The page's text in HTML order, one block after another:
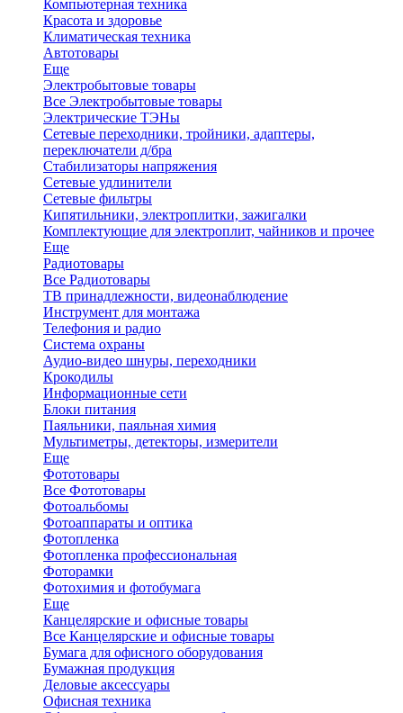
Компьютерная техника
Красота и здоровье
Климатическая техника
Автотовары
Еще
Электробытовые товары
Все Электробытовые товары
Электрические ТЭНы
Сетевые переходники, тройники, адаптеры,
переключатели д/бра
Стабилизаторы напряжения
Сетевые удлинители
Сетевые фильтры
Кипятильники, электроплитки, зажигалки
Комплектующие для электроплит, чайников и прочее
Еще
Радиотовары
Все Радиотовары
ТВ принадлежности, видеонаблюдение
Инструмент для монтажа
Телефония и радио
Система охраны
Аудио-видео шнуры, переходники
Крокодилы
Информационные сети
Блоки питания
Паяльники, паяльная химия
Мультиметры, детекторы, измерители
Еще
Фототовары
Все Фототовары
Фотоальбомы
Фотоаппараты и оптика
Фотопленка
Фотопленка профессиональная
Фоторамки
Фотохимия и фотобумага
Еще
Канцелярские и офисные товары
Все Канцелярские и офисные товары
Бумага для офисного оборудования
Бумажная продукция
Деловые аксессуары
Офисная техника